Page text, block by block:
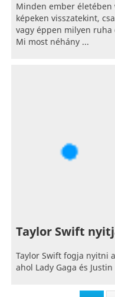
Minden ember életében
képeken visszatekint,
vagy éppen milyen ruha
Mi most néhány ...
Taylor Swift
Taylor Swift fogja nyitni
ahol Lady Gaga és